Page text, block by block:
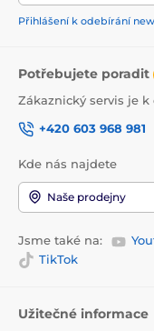
Přihlášení k odebírání
Potřebujete poradit
Zákaznický servis je k
+420 603 968 981
Kde nás najdete
Naše prodejny
Jsme také na:
TikTok
Užitečné informace